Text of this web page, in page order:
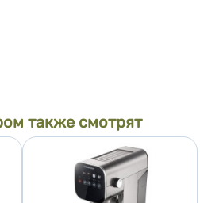
также смотрят